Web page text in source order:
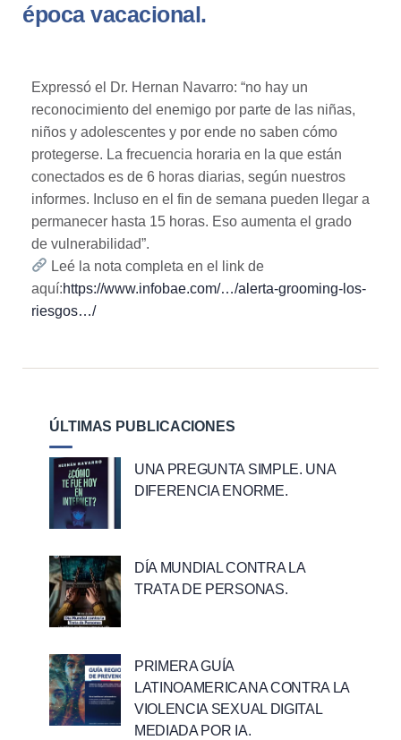
época vacacional.
Expressó el Dr. Hernan Navarro: “no hay un
reconocimiento del enemigo por parte de las niñas,
niños y adolescentes y por ende no saben cómo
protegerse. La frecuencia horaria en la que están
conectados es de 6 horas diarias, según nuestros
informes. Incluso en el fin de semana pueden llegar a
permanecer hasta 15 horas. Eso aumenta el grado
de vulnerabilidad”.
Leé la nota completa en el link de
aquí:https://www.infobae.com/…/alerta-grooming-los-
riesgos…/
ÚLTIMAS PUBLICACIONES
UNA PREGUNTA SIMPLE. UNA
DIFERENCIA ENORME.
DÍA MUNDIAL CONTRA LA
TRATA DE PERSONAS.
PRIMERA GUÍA
LATINOAMERICANA CONTRA LA
VIOLENCIA SEXUAL DIGITAL
MEDIADA POR IA.